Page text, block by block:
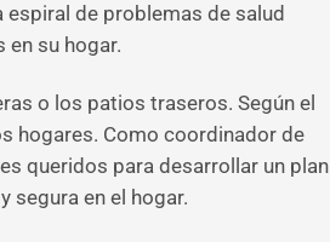
de problemas de salud
su hogar.
o los patios traseros. Según el
hogares. Como coordinador de
queridos para desarrollar un plan
segura en el hogar.